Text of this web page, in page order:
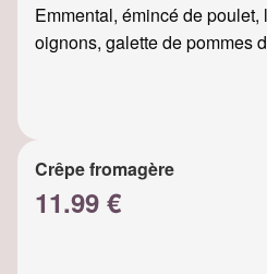
Emmental, émincé de poulet,
oignons, galette de pommes
Crêpe fromagère
11.99 €